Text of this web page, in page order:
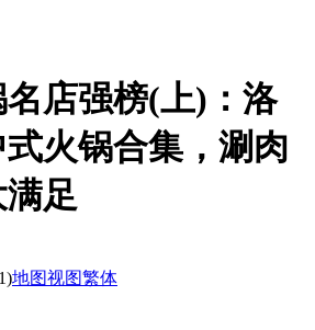
店强榜(上)：洛
火锅合集，涮肉
足
地图视图繁体